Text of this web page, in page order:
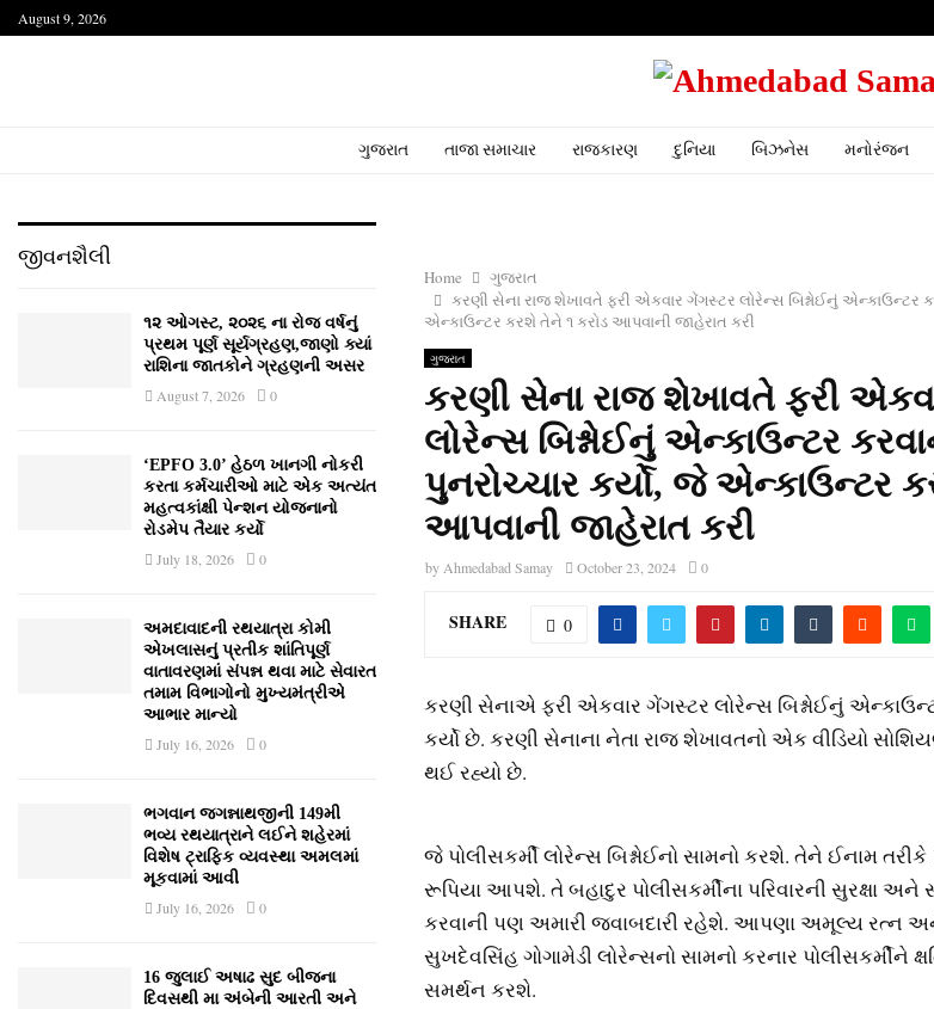
August 9, 2026
ગુજરાત તાજા સમાચાર રાજકારણ દુનિયા બિઝનેસ મનોરંજન
Home
ગુજરાત
કરણી સેના રાજ શેખાવતે ફરી એકવાર ગેંગસ્ટર લોરેન્સ બિશ્નોઈનું એન્કાઉન્ટર
એન્કાઉન્ટર કરશે તેને ૧ કરોડ આપવાની જાહેરાત કરી
ગુજરાત
કરણી સેના રાજ શેખાવતે ફરી
લોરેન્સ બિશ્નોઈનું એન્કાઉન્ટર
પુનરોચ્ચાર કર્યો, જે એન્કાઉન્ટર
આપવાની જાહેરાત કરી
by Ahmedabad Samay October 23, 2024 0
SHARE 0
કરણી સેનાએ ફરી એકવાર ગેંગસ્ટર લોરેન્સ બિશ્નોઈનું
કર્યો છે. કરણી સેનાના નેતા રાજ શેખાવતનો એક વીડિયો
થઈ રહ્યો છે.
જે પોલીસકર્મી લોરેન્સ બિશ્નોઈનો સામનો કરશે. તેને ઈનામ
રૂપિયા આપશે. તે બહાદુર પોલીસકર્મીના પરિવારની સુરક્ષા અને
કરવાની પણ અમારી જવાબદારી રહેશે. આપણા અમૂલ્ય રત્ન
સુખદેવસિંહ ગોગામેડી લોરેન્સનો સામનો કરનાર પોલીસકર્મીને
સમર્થન કરશે.
જીવનશૈલી
૧૨ ઓગસ્ટ, ૨૦૨૬ ના રોજ વર્ષનું
પ્રથમ પૂર્ણ સૂર્યગ્રહણ,જાણો ક્યાં
રાશિના જાતકોને ગ્રહણની અસર
August 7, 2026 0
‘EPFO 3.0’ હેઠળ ખાનગી નોકરી
કરતા કર્મચારીઓ માટે એક અત્યંત
મહત્વકાંક્ષી પેન્શન યોજનાનો
રોડમેપ તૈયાર કર્યો
July 18, 2026 0
અમદાવાદની રથયાત્રા કોમી
એખલાસનું પ્રતીક શાંતિપૂર્ણ
વાતાવરણમાં સંપન્ન થવા માટે સેવારત
તમામ વિભાગોનો મુખ્યમંત્રીએ
આભાર માન્યો
July 16, 2026 0
ભગવાન જગન્નાથજીની 149મી
ભવ્ય રથયાત્રાને લઈને શહેરમાં
વિશેષ ટ્રાફિક વ્યવસ્થા અમલમાં
મૂકવામાં આવી
July 16, 2026 0
16 જુલાઈ અષાઢ સુદ બીજના
દિવસથી મા અંબેની આરતી અને